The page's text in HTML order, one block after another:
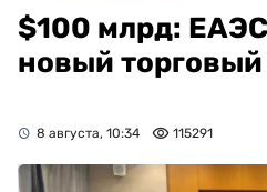
$100 млрд:
новый
8 августа, 10:34 115291